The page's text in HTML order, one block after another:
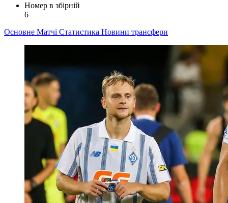
Номер в збірній
6
Основне Матчі Статистика Новини трансфери